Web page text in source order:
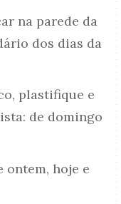
na parede da
dos dias da
plastifique e
de domingo
ontem, hoje e